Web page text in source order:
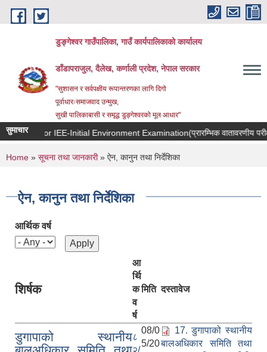
Skip to main content
डुङ्गेश्वर गाउँपालिका, गाउँ कार्यपालिकाको कार्यालय
डाँडापराजुल, दैलेख, कर्णाली प्रदेश, नेपाल सरकार
"सुशासन र सर्वपक्षीय रूपान्तरणका लागि दिगो
पूर्वाधारःसमाजवाद उन्मुख,
सुखी पालिकाबासी र समृद्ध डुङ्गेश्वरको मूल आधार"
सुमाचार
TOR for IEE-Initial Environment Examination(प्रारम्भिक वातावरणीय
You are here
Home » सूचना तथा जानकारी» ऐन, कानुन तथा निर्देशिका
ऐन, कानुन तथा निर्देशिका
आर्थिक वर्ष
शिर्षक
आ
र्थि
क
व
र्ष
मिति दस्तावेज
डुगापाको स्थानीय८
२/
08/0
5/20
17. डुगापाको स्थानीय
बालअधिकार समिति तथा